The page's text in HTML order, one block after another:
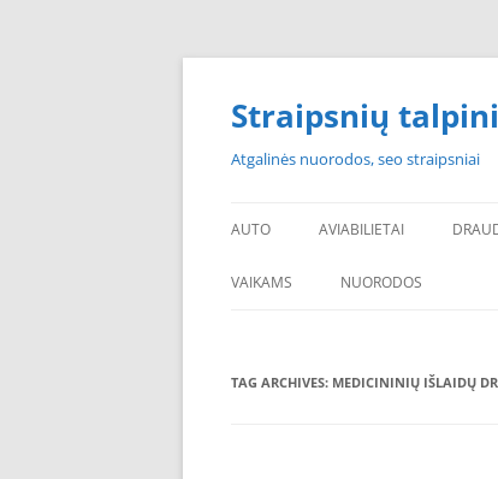
Skip
Straipsnių
Atgalinės nuorodos, seo straipsniai
AUTO AVIABILIETAI
VAIKAMS NUORODOS
PADANGOS PIGIAU
TAG ARCHIVES: MEDICININIŲ IŠLAIDŲ